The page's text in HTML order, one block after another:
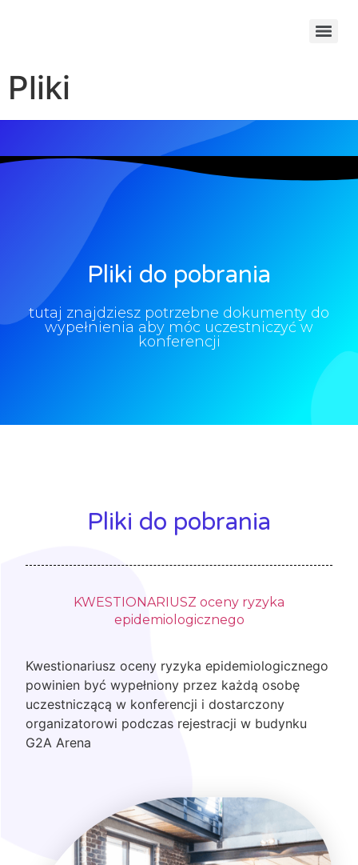
Pliki
Pliki do pobrania
tutaj znajdziesz potrzebne dokumenty do
wypełnienia aby móc uczestniczyć w
konferencji
Pliki do pobrania
KWESTIONARIUSZ oceny ryzyka
epidemiologicznego
Kwestionariusz oceny ryzyka epidemiologicznego
powinien być wypełniony przez każdą osobę
uczestniczącą w konferencji i dostarczony
organizatorowi podczas rejestracji w budynku
G2A Arena